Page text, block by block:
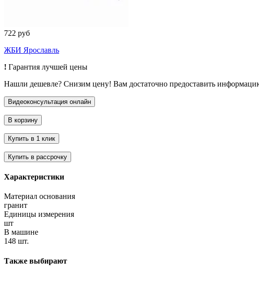
722 руб
ЖБИ Ярославль
! Гарантия лучшей цены
Нашли дешевле? Снизим цену! Вам достаточно предоставить
Характеристики
Материал основания
гранит
Единицы измерения
шт
В машине
148 шт.
Также выбирают